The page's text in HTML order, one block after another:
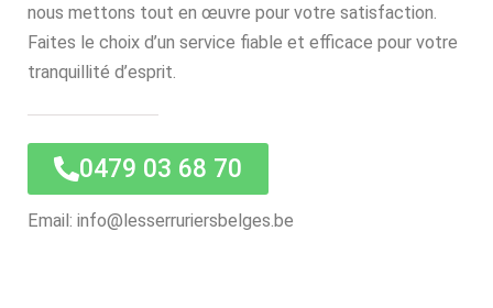
nous mettons tout en œuvre pour votre satisfaction.
Faites le choix d’un service fiable et efficace pour votre
tranquillité d’esprit.
0479 03 68 70
Email: info@lesserruriersbelges.be